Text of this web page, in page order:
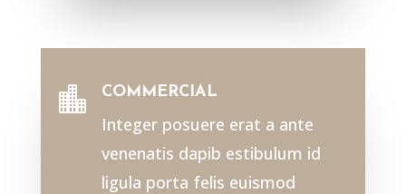
 COMMERCIAL
Integer posuere erat a ante
venenatis dapib estibulum id
ligula porta felis euismod